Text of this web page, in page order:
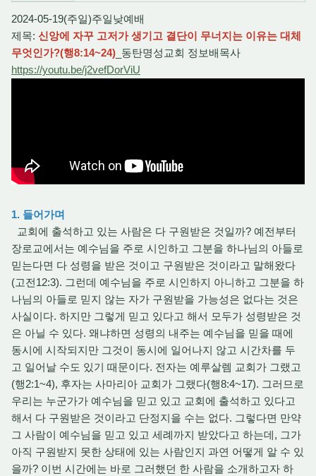
2024-05-19(주일)주일낮예배
제목: 신앙에 자꾸 고저가 생기고 결단이 무너지는 이유는 대체
무엇인가?(행8:14~24) _동탄명성교회 정보배목사
https://youtu.be/j2vefDorViU
1. 들어가며
교회에 출석하고 있는 사람은 다 구원받은 것일까? 예전부터
장로교에서는 예수님을 주로 시인하고 그분을 하나님의 아들로
믿는다면 다 성령을 받은 것이고 구원받은 것이라고 말해왔다
(고전12:3). 그런데 예수님을 주로 시인하지 아니하고 그분을 하
나님의 아들로 믿지 않는 자가 구원받을 가능성은 없다는 것은
사실이다. 하지만 그렇게 믿고 있다고 해서 모두가 성령받은 것
은 아닐 수 있다. 왜냐하면 성령의 내주는 예수님을 믿을 때에
동시에 시작되지만 그것이 동시에 일어나지 않고 시간차를 두
고 일어날 수도 있기 때문이다. 전자는 예루살렘 교회가 그랬고
(행2:1~4), 후자는 사마리아 교회가 그랬다(행8:4~17). 그러므로
우리는 누군가가 예수님을 믿고 있고 교회에 출석하고 있다고
해서 다 구원받은 것이라고 단정지을 수는 없다. 그렇다면 만약
그 사람이 예수님을 믿고 있고 세례까지 받았다고 하는데, 그가
아직 구원받지 못한 상태에 있는 사람인지 과연 어떻게 알 수 있
을까? 이번 시간에는 바로 그러했던 한 사람을 소개하고자 하